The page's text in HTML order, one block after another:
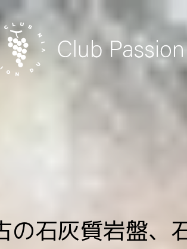
の石灰質岩